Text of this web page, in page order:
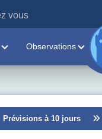
vous
Observations
Prévisions à 10 jours